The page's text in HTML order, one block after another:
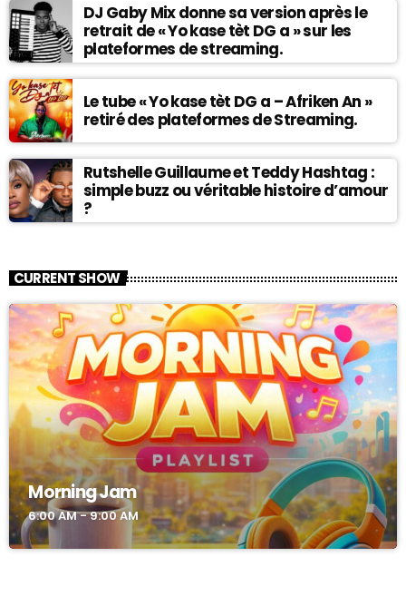
DJ Gaby Mix donne sa version après le
retrait de « Yo kase tèt DG a » sur les
plateformes de streaming.
Le tube « Yo kase tèt DG a – Afriken An »
retiré des plateformes de Streaming.
Rutshelle Guillaume et Teddy Hashtag :
simple buzz ou véritable histoire d’amour
?
CURRENT SHOW
Morning Jam
6:00 AM - 9:00 AM